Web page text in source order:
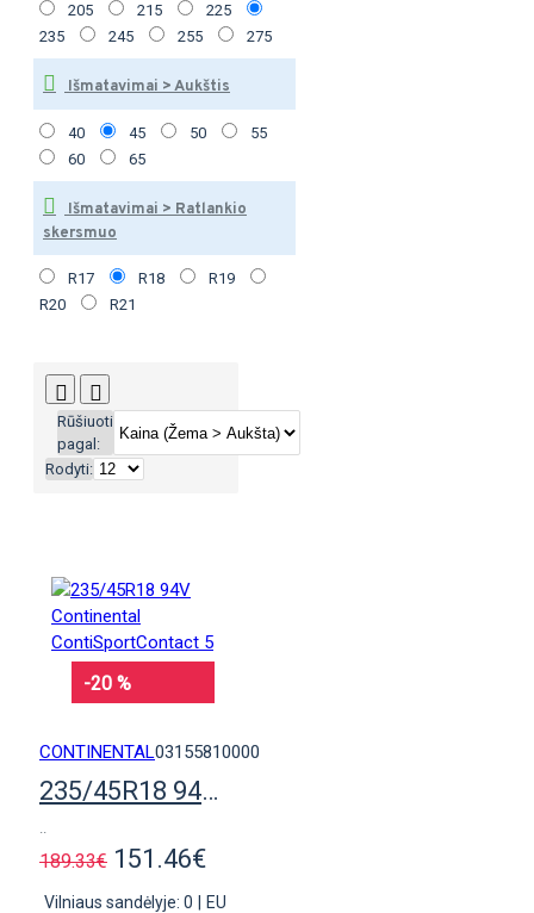
205 215
225
235
245 255 275
Išmatavimai > Aukštis
40 45 50
55
60
65
Išmatavimai > Ratlankio
skersmuo
R17 R18
R19
R20
R21
Rūšiuoti
pagal:
Rodyti:
-20 %
CONTINENTAL03155810000
235/45R18 94V Continental ContiSportContact 5
..
189.33€ 151.46€
Vilniaus sandėlyje: 0
EU